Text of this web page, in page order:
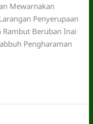
Mewarnakan
Penyerupaan
Rambut Beruban Inai
Pengharaman